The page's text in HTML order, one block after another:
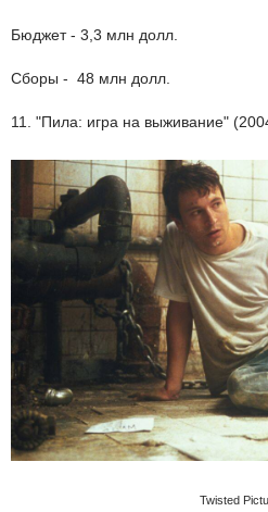
Бюджет - 3,3 млн долл.
Сборы - 48 млн долл.
11. "Пила: игра на выживание"
Twisted